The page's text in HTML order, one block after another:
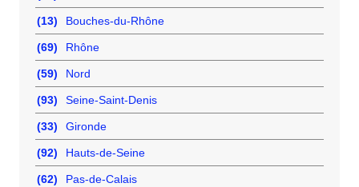
(13) Bouches-du-Rhône
(69) Rhône
(59) Nord
(93) Seine-Saint-Denis
(33) Gironde
(92) Hauts-de-Seine
(62) Pas-de-Calais